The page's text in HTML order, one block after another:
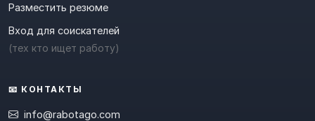
Разместить резюме
Вход для соискателей
(тех кто ищет работу)
📧 КОНТАКТЫ
info@rabotago.com